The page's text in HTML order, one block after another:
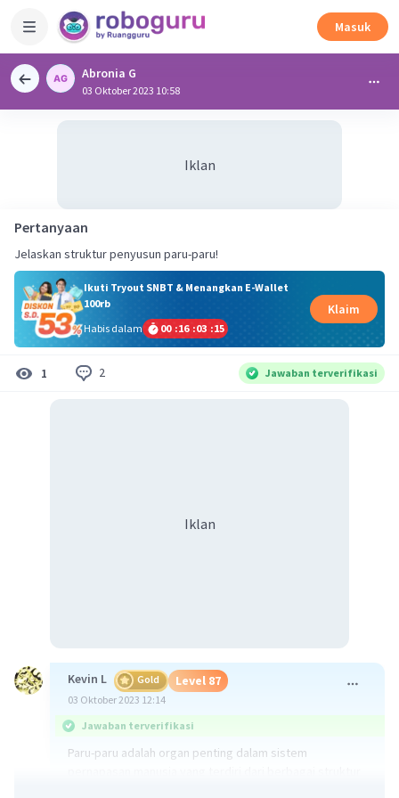
Masuk
Abronia G
03 Oktober 2023 10:58
Iklan
Pertanyaan
Jelaskan struktur penyusun paru-paru!
Ikuti Tryout SNBT & Menangkan E-Wallet
100rb
Habis dalam
00 :16 :03 :14
Klaim
1 2 Jawaban terverifikasi
Iklan
Kevin L Gold Level 87
03 Oktober 2023 12:14
Jawaban terverifikasi
Paru-paru adalah organ penting dalam sistem